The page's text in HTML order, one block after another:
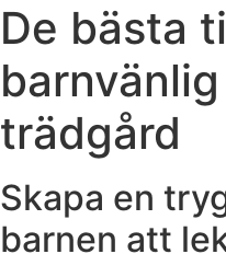
De bästa
trädgård
Skapa en
barnen att